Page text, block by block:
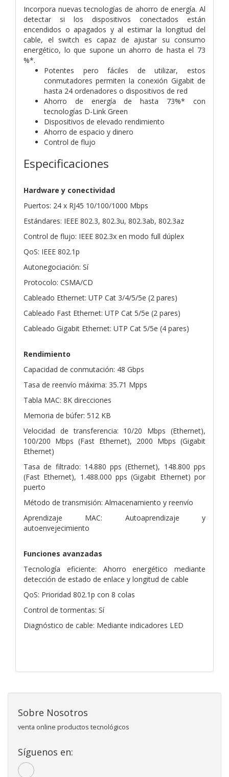
Incorpora nuevas tecnologías de ahorro de energía. Al
detectar si los dispositivos conectados están
encendidos o apagados y al estimar la longitud del
cable, el switch es capaz de ajustar su consumo
energético, lo que supone un ahorro de hasta el 73
%*.
Potentes pero fáciles de utilizar, estos
conmutadores permiten la conexión Gigabit de
hasta 24 ordenadores o dispositivos de red
Ahorro de energía de hasta 73%* con
tecnologías D-Link Green
Dispositivos de elevado rendimiento
Ahorro de espacio y dinero
Control de flujo
Especificaciones
Hardware y conectividad
Puertos: 24 x RJ45 10/100/1000 Mbps
Estándares: IEEE 802.3, 802.3u, 802.3ab, 802.3az
Control de flujo: IEEE 802.3x en modo full dúplex
QoS: IEEE 802.1p
Autonegociación: Sí
Protocolo: CSMA/CD
Cableado Ethernet: UTP Cat 3/4/5/5e (2 pares)
Cableado Fast Ethernet: UTP Cat 5/5e (2 pares)
Cableado Gigabit Ethernet: UTP Cat 5/5e (4 pares)
Rendimiento
Capacidad de conmutación: 48 Gbps
Tasa de reenvío máxima: 35.71 Mpps
Tabla MAC: 8K direcciones
Memoria de búfer: 512 KB
Velocidad de transferencia: 10/20 Mbps (Ethernet),
100/200 Mbps (Fast Ethernet), 2000 Mbps (Gigabit
Ethernet)
Tasa de filtrado: 14.880 pps (Ethernet), 148.800 pps
(Fast Ethernet), 1.488.000 pps (Gigabit Ethernet) por
puerto
Método de transmisión: Almacenamiento y reenvío
Aprendizaje MAC: Autoaprendizaje y
autoenvejecimiento
Funciones avanzadas
Tecnología eficiente: Ahorro energético mediante
detección de estado de enlace y longitud de cable
QoS: Prioridad 802.1p con 8 colas
Control de tormentas: Sí
Diagnóstico de cable: Mediante indicadores LED
Sobre Nosotros
venta online productos tecnológicos
Síguenos en: